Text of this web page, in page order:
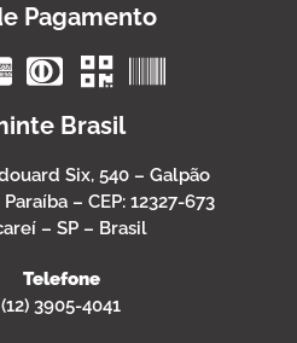
Pagamento
Brasil
Six, 540 – Galpão
– CEP: 12327-673
– SP – Brasil
Telefone
(12) 3905-4041